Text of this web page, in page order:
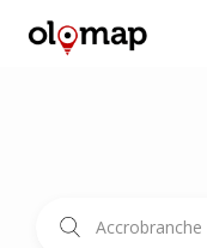
Accrobranche